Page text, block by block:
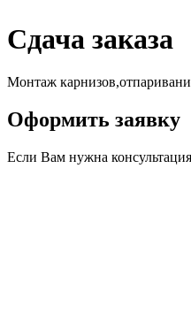
Сдача заказа
Монтаж
Оформить заявку
Если Вам нужна